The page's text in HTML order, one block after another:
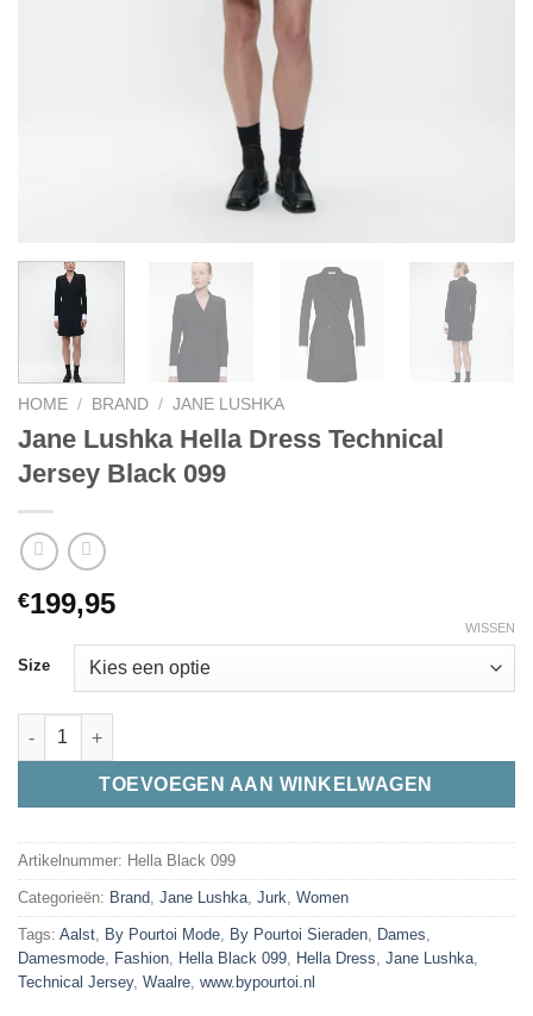
HOME / BRAND / JANE LUSHKA
Jane Lushka Hella Dress Technical
Jersey Black 099
€199,95
Size
WISSEN
Jane Lushka Hella Dress Technical Jersey Black 099 aantal
TOEVOEGEN AAN WINKELWAGEN
Artikelnummer: Hella Black 099
Categorieën: Brand, Jane Lushka, Jurk, Women
Tags: Aalst, By Pourtoi Mode, By Pourtoi Sieraden, Dames,
Damesmode, Fashion, Hella Black 099, Hella Dress, Jane Lushka,
Technical Jersey, Waalre, www.bypourtoi.nl